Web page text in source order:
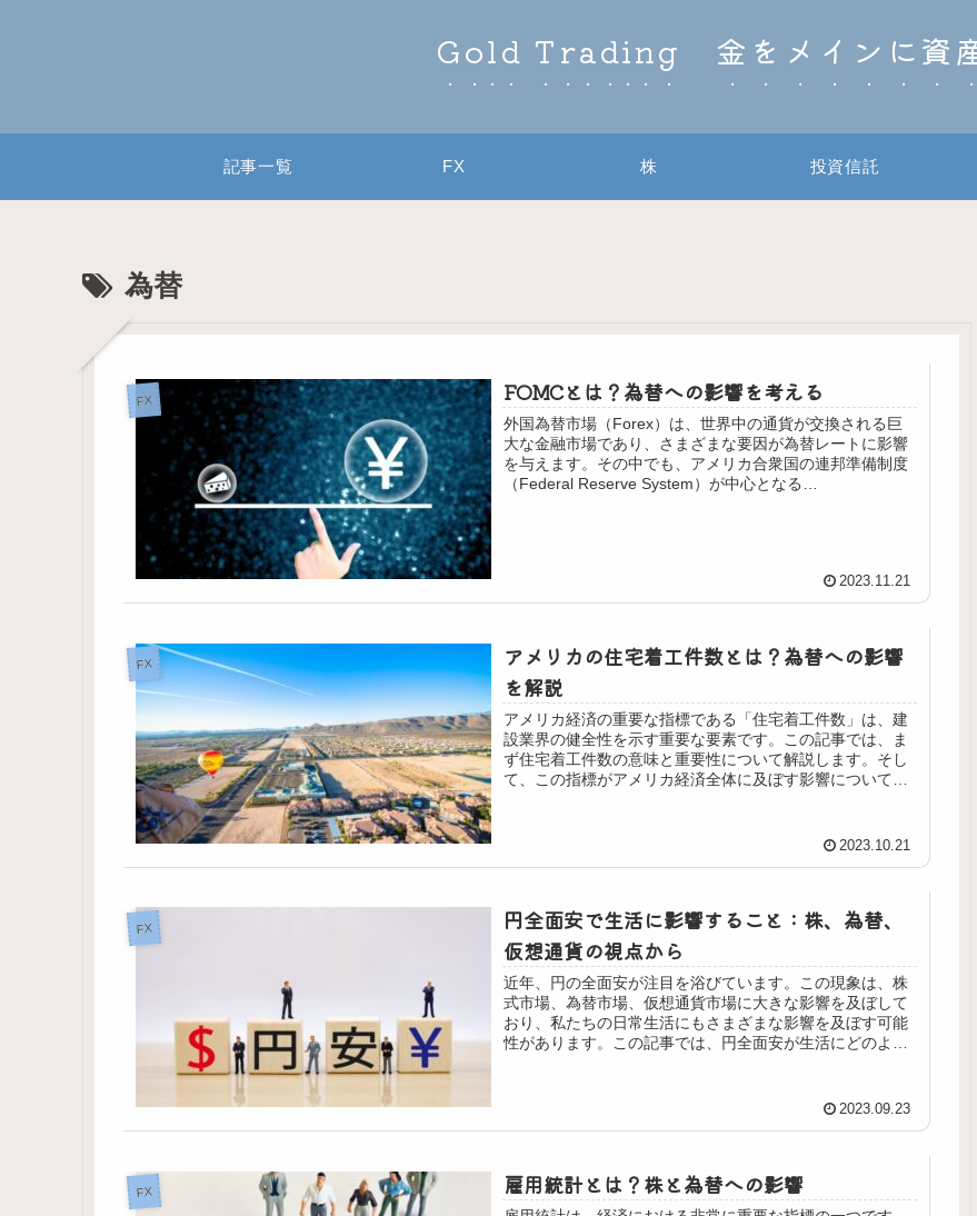
Gold Trading 金をメインに資
記事一覧 FX 株 投資信託
為替
FX FOMCとは？為替への影響を考える
外国為替市場（Forex）は、世界中の通貨が交換される巨
大な金融市場であり、さまざまな要因が為替レートに影響
を与えます。その中でも、アメリカ合衆国の連邦準備制度
（Federal Reserve System）が中心となる
2023.11.21
FX
アメリカの住宅着工件数とは？為替への影響
を解説
アメリカ経済の重要な指標である「住宅着工件数」は、建
設業界の健全性を示す重要な要素です。この記事では、ま
ず住宅着工件数の意味と重要性について解説します。そし
て、この指標がアメリカ経済全体に及ぼす影響について詳
2023.10.21
FX
円全面安で生活に影響すること：株、為替、
仮想通貨の視点から
近年、円の全面安が注目を浴びています。この現象は、株
式市場、為替市場、仮想通貨市場に大きな影響を及ぼして
おり、私たちの日常生活にもさまざまな影響を及ぼす可能
性があります。この記事では、円全面安が生活にどのよう
2023.09.23
FX 雇用統計とは？株と為替への影響